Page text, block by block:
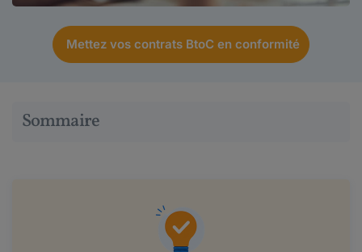
Mettez vos contrats BtoC en conformité
Sommaire